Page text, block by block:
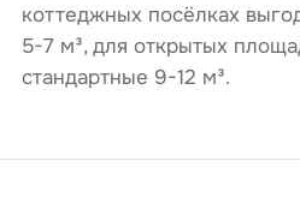
коттеджных посёлках
5-7 м³, для открытых
стандартные 9-12 м³.